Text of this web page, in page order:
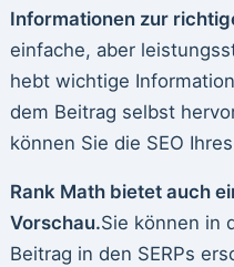
Informationen zur
einfache, aber
hebt wichtige
dem Beitrag selbst
können Sie die SEO
Rank Math bietet auch
Vorschau.Sie können in
Beitrag in den SERPs